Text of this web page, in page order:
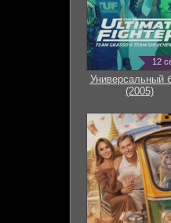
12
Универсальный
(2005)